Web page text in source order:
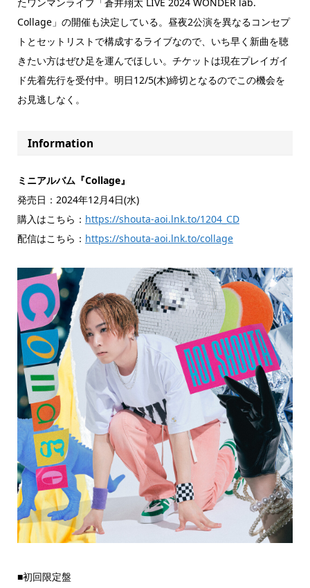
たワンマンライブ「蒼井翔太 LIVE 2024 WONDER lab.
Collage」の開催も決定している。昼夜2公演を異なるコンセプ
トとセットリストで構成するライブなので、いち早く新曲を聴
きたい方はぜひ足を運んでほしい。チケットは現在プレイガイ
ド先着先行を受付中。明日12/5(木)締切となるのでこの機会を
お見逃しなく。
Information
ミニアルバム『Collage』
発売日：2024年12月4日(水)
購入はこちら： https://shouta-aoi.lnk.to/1204_CD
配信はこちら： https://shouta-aoi.lnk.to/collage
■初回限定盤